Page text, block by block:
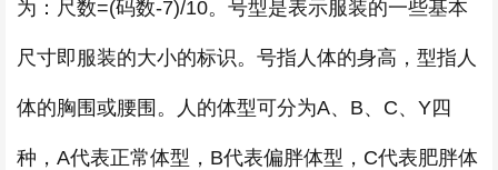
为：尺数=(码数-7)/10。号型是表示服装的一些基本
尺寸即服装的大小的标识。号指人体的身高，型指人
体的胸围或腰围。人的体型可分为A、B、C、Y四
种，A代表正常体型，B代表偏胖体型，C代表肥胖体